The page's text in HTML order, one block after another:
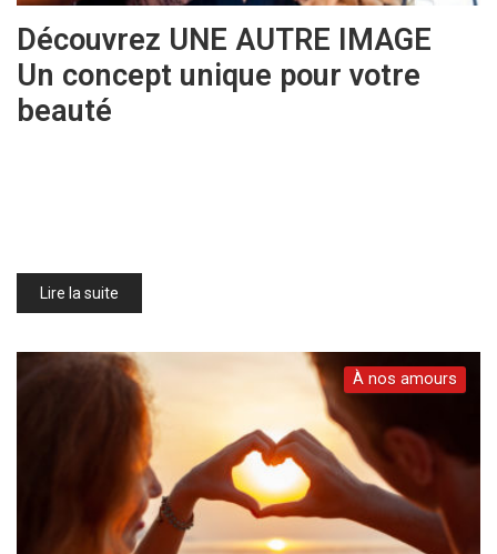
Découvrez UNE AUTRE IMAGE
Un concept unique pour votre
beauté
Lire la suite
À nos amours